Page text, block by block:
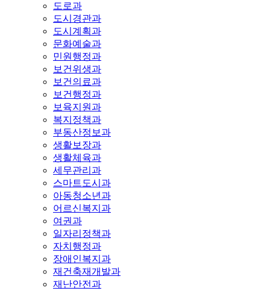
도로과
도시경관과
도시계획과
문화예술과
민원행정과
보건위생과
보건의료과
보건행정과
보육지원과
복지정책과
부동산정보과
생활보장과
생활체육과
세무관리과
스마트도시과
아동청소년과
어르신복지과
여권과
일자리정책과
자치행정과
장애인복지과
재건축재개발과
재난안전과